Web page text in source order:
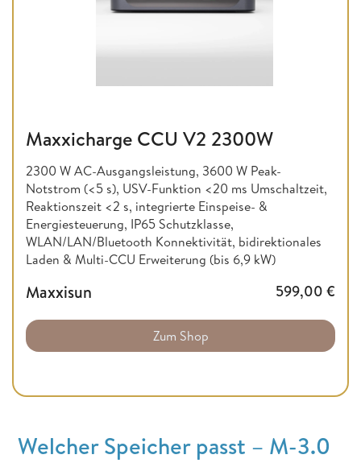
Maxxicharge CCU V2 2300W
2300 W AC-Ausgangsleistung, 3600 W Peak-
Notstrom (<5 s), USV-Funktion <20 ms Umschaltzeit,
Reaktionszeit <2 s, integrierte Einspeise- &
Energiesteuerung, IP65 Schutzklasse,
WLAN/LAN/Bluetooth Konnektivität, bidirektionales
Laden & Multi-CCU Erweiterung (bis 6,9 kW)
Maxxisun 599,00 €
Zum Shop
Welcher Speicher passt – M-3.0